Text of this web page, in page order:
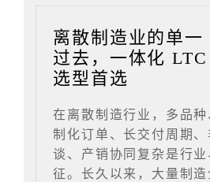
离散制造业的单一
过去，一体化
选型首选
在离散制造行业，多品
制化订单、长交付周期
谈、产销协同复杂是行
征。长久以来，大量制